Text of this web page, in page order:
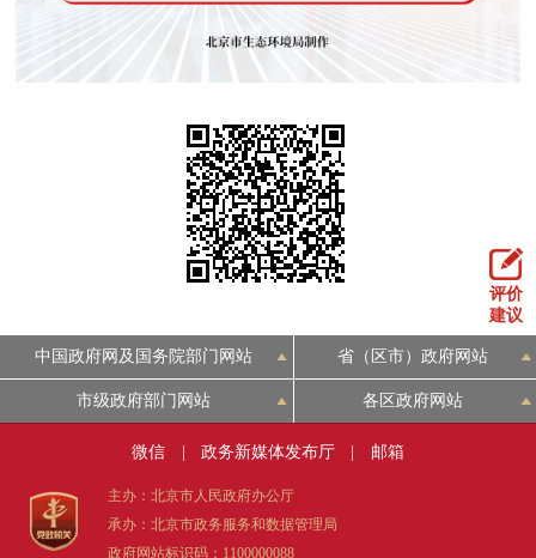
评价
建议
中国政府网及国务院部门网站 省（区市）政府网站
市级政府部门网站 各区政府网站
微信 政务新媒体发布厅 邮箱
主办：北京市人民政府办公厅
承办：北京市政务服务和数据管理局
政府网站标识码：1100000088